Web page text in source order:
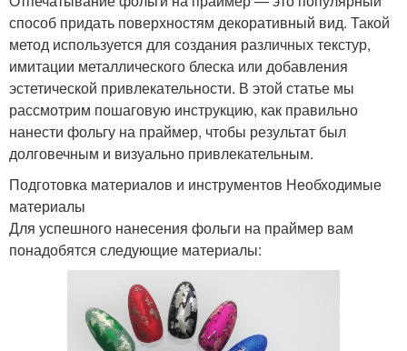
способ придать поверхностям декоративный вид. Такой
метод используется для создания различных текстур,
имитации металлического блеска или добавления
эстетической привлекательности. В этой статье мы
рассмотрим пошаговую инструкцию, как правильно
нанести фольгу на праймер, чтобы результат был
долговечным и визуально привлекательным.
Подготовка материалов и инструментов Необходимые
материалы
Для успешного нанесения фольги на праймер вам
понадобятся следующие материалы: